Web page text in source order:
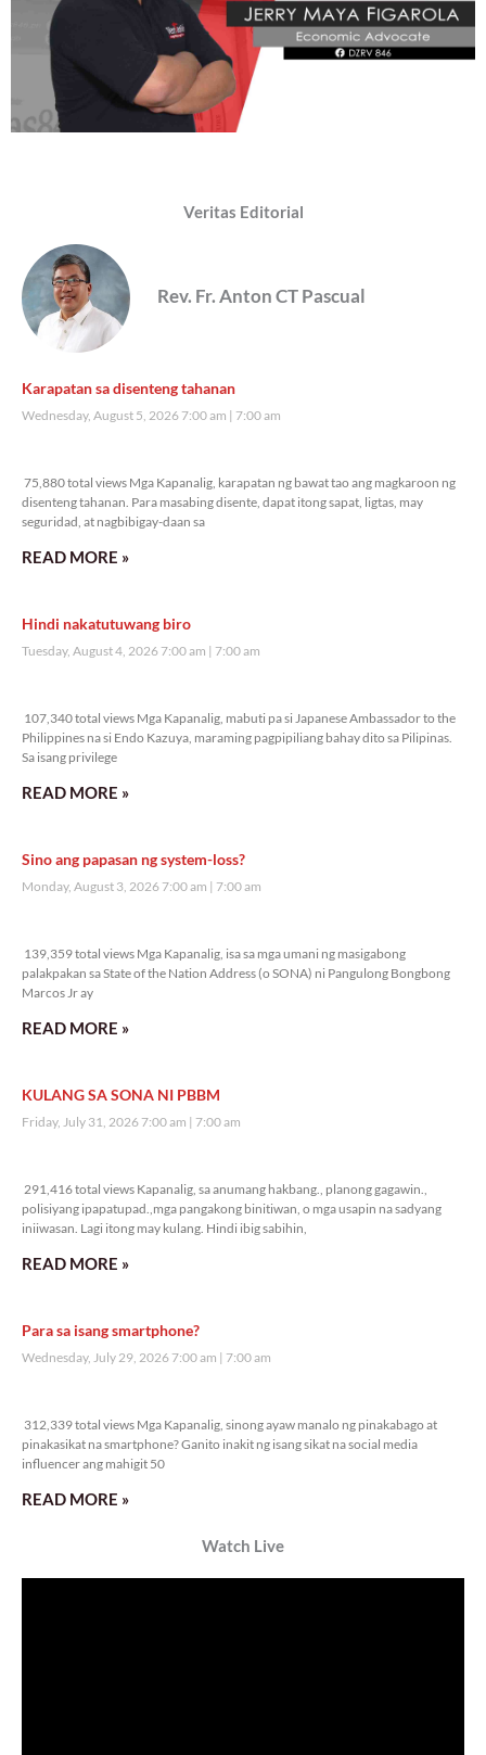
Veritas Editorial
Rev. Fr. Anton CT Pascual
Karapatan sa disenteng tahanan
Wednesday, August 5, 2026 7:00 am 7:00 am
75,880 total views Mga Kapanalig, karapatan ng bawat tao ang magkaroon ng
disenteng tahanan. Para masabing disente, dapat itong sapat, ligtas, may
seguridad, at nagbibigay-daan sa
READ MORE »
Hindi nakatutuwang biro
Tuesday, August 4, 2026 7:00 am 7:00 am
107,340 total views Mga Kapanalig, mabuti pa si Japanese Ambassador to the
Philippines na si Endo Kazuya, maraming pagpipiliang bahay dito sa Pilipinas.
Sa isang privilege
READ MORE »
Sino ang papasan ng system-loss?
Monday, August 3, 2026 7:00 am 7:00 am
139,359 total views Mga Kapanalig, isa sa mga umani ng masigabong
palakpakan sa State of the Nation Address (o SONA) ni Pangulong Bongbong
Marcos Jr ay
READ MORE »
KULANG SA SONA NI PBBM
Friday, July 31, 2026 7:00 am 7:00 am
291,416 total views Kapanalig, sa anumang hakbang., planong gagawin.,
polisiyang ipapatupad.,mga pangakong binitiwan, o mga usapin na sadyang
iniiwasan. Lagi itong may kulang. Hindi ibig sabihin,
READ MORE »
Para sa isang smartphone?
Wednesday, July 29, 2026 7:00 am 7:00 am
312,339 total views Mga Kapanalig, sinong ayaw manalo ng pinakabago at
pinakasikat na smartphone? Ganito inakit ng isang sikat na social media
influencer ang mahigit 50
READ MORE »
Watch Live